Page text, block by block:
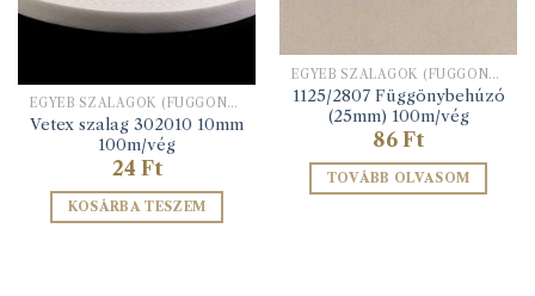
EGYÉB SZALAGOK (FÜGGÖNYBEHÚZÓ, HÍMZŐ ALAPSZALAG, STB)
Vetex szalag 302010 10mm
100m/vég
24 Ft
KOSÁRBA TESZEM
EGYÉB SZALAGOK (FÜGGÖNYBEHÚZÓ, HÍMZŐ ALAPSZALAG, STB)
1125/2807 Függönybehúzó
(25mm) 100m/vég
86 Ft
TOVÁBB OLVASOM